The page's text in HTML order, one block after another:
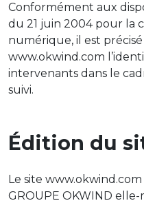
Conformément aux
du 21 juin 2004 pour la
numérique, il est
www.okwind.com
intervenants dans le
suivi.
Édition du
Le site
GROUPE OKWIND